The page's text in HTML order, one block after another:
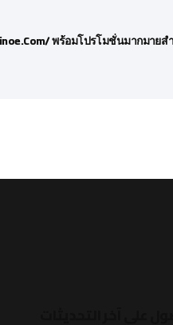
พร้อมโปรโมชั่นมากมายส